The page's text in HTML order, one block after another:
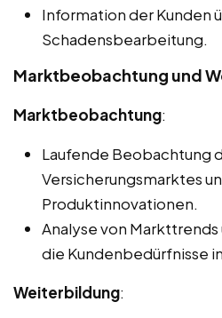
Information der Kunden
Schadensbearbeitung.
Marktbeobachtung und
Marktbeobachtung:
Laufende Beobachtung
Versicherungsmarktes
Produktinnovationen.
Analyse von Markttrends
die Kundenbedürfnisse
Weiterbildung: